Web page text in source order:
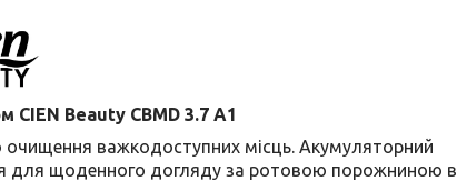
CIEN Beauty CBMD 3.7 A1
очищення важкодоступних місць. Акумуляторний
для щоденного догляду за ротовою порожниною в